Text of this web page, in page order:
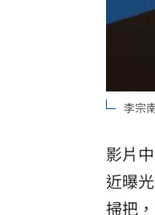
李宗
影片
近曝
掃把